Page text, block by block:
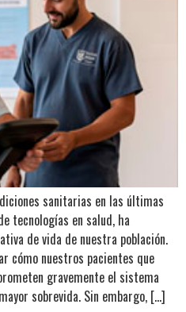
sanitarias en las últimas
tecnologías en salud, ha
de vida de nuestra población.
cómo nuestros pacientes que
gravemente el sistema
sobrevida. Sin embargo, […]